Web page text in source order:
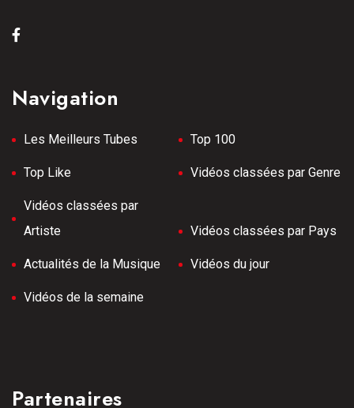
Navigation
Les Meilleurs Tubes Top 100
Top Like Vidéos classées par Genre
Vidéos classées par
Artiste
Vidéos classées par Pays
Actualités de la Musique Vidéos du jour
Vidéos de la semaine
Partenaires